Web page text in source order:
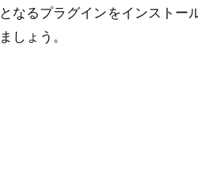
なるプラグインをインストー
しょう。